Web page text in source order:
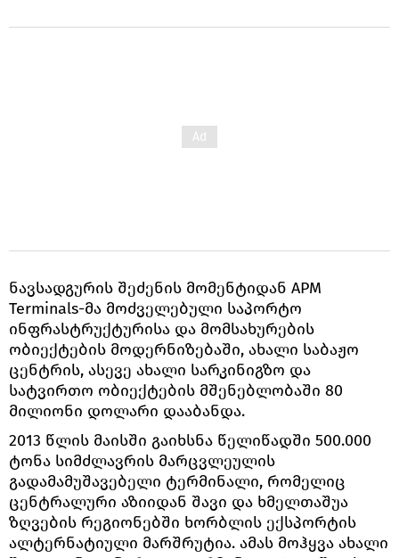
ნავსადგურის შეძენის მომენტიდან APM
Terminals-მა მოძველებული საპორტო
ინფრასტრუქტურისა და მომსახურების
ობიექტების მოდერნიზებაში, ახალი საბაჟო
ცენტრის, ასევე ახალი სარკინიგზო და
სატვირთო ობიექტების მშენებლობაში 80
მილიონი დოლარი დააბანდა.
2013 წლის მაისში გაიხსნა წელიწადში 500.000
ტონა სიმძლავრის მარცვლეულის
გადამამუშავებელი ტერმინალი, რომელიც
ცენტრალური აზიიდან შავი და ხმელთაშუა
ზღვების რეგიონებში ხორბლის ექსპორტის
ალტერნატიული მარშრუტია. ამას მოჰყვა ახალი